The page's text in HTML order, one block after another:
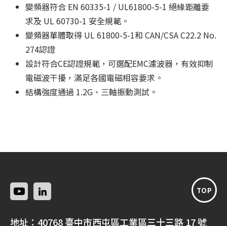
變頻器符合 EN 60335-1 / UL61800-5-1 絕緣距離要
求及 UL 60730-1 安全規範。
變頻器單體取得 UL 61800-5-1和 CAN/CSA C22.2 No.
274認證
設計符合CE認證規範，可選配EMC濾波器，有效抑制
電磁波干擾，滿足各國電磁相容要求。
結構強度通過 1.2G、三軸振動測試。
地址： 40768 臺中市西屯區工業區三十三路 17 號
TOP